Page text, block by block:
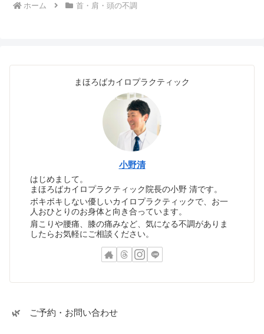
ホーム 首・肩・頭の不調
まほろばカイロプラクティック
小野清
はじめまして。
まほろばカイロプラクティック院長の小野 清です。
ボキボキしない優しいカイロプラクティックで、お一
人おひとりのお身体と向き合っています。
肩こりや腰痛、膝の痛みなど、気になる不調がありま
したらお気軽にご相談ください。
🌿 ご予約・お問い合わせ